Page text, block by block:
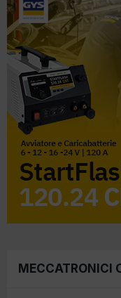
MECCATRONICI